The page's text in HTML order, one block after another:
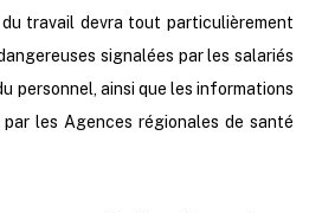
du travail devra tout particulièrement
signalées par les salariés
personnel, ainsi que les informations
les Agences régionales de santé